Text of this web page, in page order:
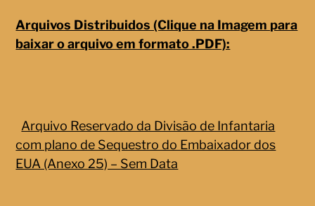
Arquivos Distribuidos (Clique na Imagem para
baixar o arquivo em formato .PDF):
Arquivo Reservado da Divisão de Infantaria
com plano de Sequestro do Embaixador dos
EUA (Anexo 25) – Sem Data